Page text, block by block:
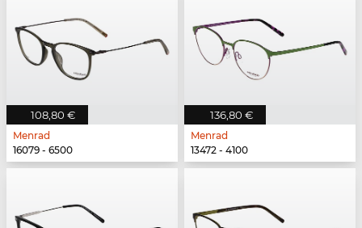
108,80 €
Menrad
16079 - 6500
136,80 €
Menrad
13472 - 4100